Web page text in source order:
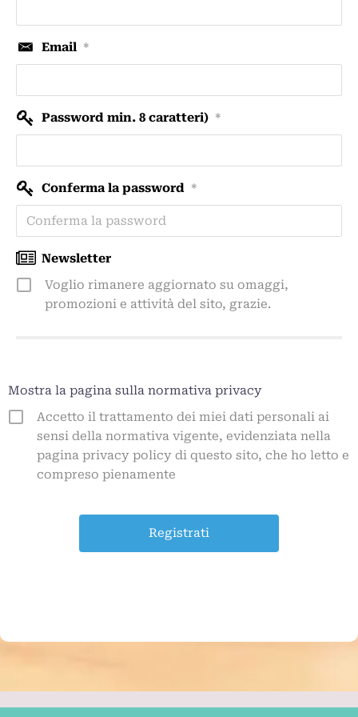
Email *
Password min. 8 caratteri) *
Conferma la password *
Newsletter
Voglio rimanere aggiornato su omaggi,
promozioni e attività del sito, grazie.
Mostra la pagina sulla normativa privacy
Accetto il trattamento dei miei dati personali ai
sensi della normativa vigente, evidenziata nella
pagina privacy policy di questo sito, che ho letto e
compreso pienamente